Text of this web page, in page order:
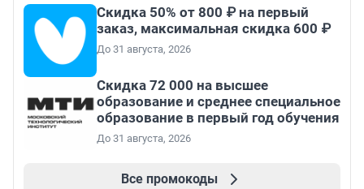
Скидка 50% от 800 ₽ на первый
заказ, максимальная скидка 600 ₽
До 31 августа, 2026
Скидка 72 000 на высшее
образование и среднее специальное
образование в первый год обучения
До 31 августа, 2026
Все промокоды